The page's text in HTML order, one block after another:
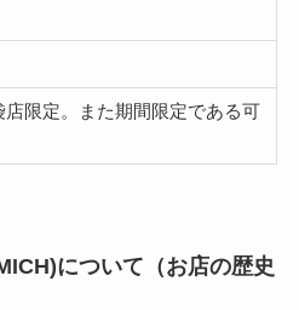
店限定。また期間限定である可
について（お店の歴史